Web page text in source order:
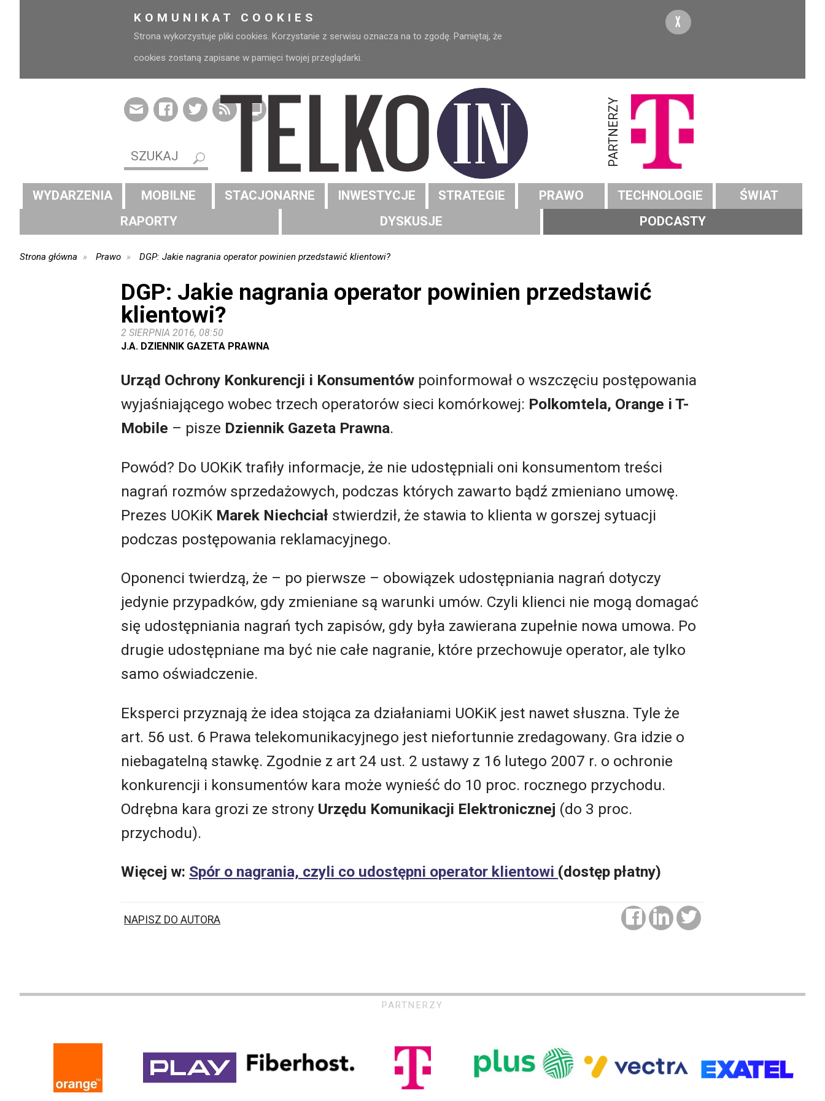
KOMUNIKAT COOKIES
Strona wykorzystuje pliki cookies. Korzystanie z serwisu oznacza na to zgodę. Pamiętaj, że
cookies zostaną zapisane w pamięci twojej przeglądarki.
X
PARTNERZY
WYDARZENIA MOBILNE STACJONARNE INWESTYCJE STRATEGIE PRAWO TECHNOLOGIE
ŚWIAT
RAPORTY
DYSKUSJE PODCASTY
Strona główna Prawo DGP: Jakie nagrania operator powinien przedstawić klientowi?
DGP: Jakie nagrania operator powinien przedstawić
klientowi?
2 SIERPNIA 2016, 08:50
J.A. DZIENNIK GAZETA PRAWNA
Urząd Ochrony Konkurencji i Konsumentów poinformował o wszczęciu postępowania
wyjaśniającego wobec trzech operatorów sieci komórkowej: Polkomtela, Orange i T-
Mobile – pisze Dziennik Gazeta Prawna.
Powód? Do UOKiK trafiły informacje, że nie udostępniali oni konsumentom treści
nagrań rozmów sprzedażowych, podczas których zawarto bądź zmieniano umowę.
Prezes UOKiK Marek Niechciał stwierdził, że stawia to klienta w gorszej sytuacji
podczas postępowania reklamacyjnego.
Oponenci twierdzą, że – po pierwsze – obowiązek udostępniania nagrań dotyczy
jedynie przypadków, gdy zmieniane są warunki umów. Czyli klienci nie mogą domagać
się udostępniania nagrań tych zapisów, gdy była zawierana zupełnie nowa umowa. Po
drugie udostępniane ma być nie całe nagranie, które przechowuje operator, ale tylko
samo oświadczenie.
Eksperci przyznają że idea stojąca za działaniami UOKiK jest nawet słuszna. Tyle że
art. 56 ust. 6 Prawa telekomunikacyjnego jest niefortunnie zredagowany. Gra idzie o
niebagatelną stawkę. Zgodnie z art 24 ust. 2 ustawy z 16 lutego 2007 r. o ochronie
konkurencji i konsumentów kara może wynieść do 10 proc. rocznego przychodu.
Odrębna kara grozi ze strony Urzędu Komunikacji Elektronicznej (do 3 proc.
przychodu).
Więcej w: Spór o nagrania, czyli co udostępni operator klientowi (dostęp płatny)
NAPISZ DO AUTORA
PARTNERZY